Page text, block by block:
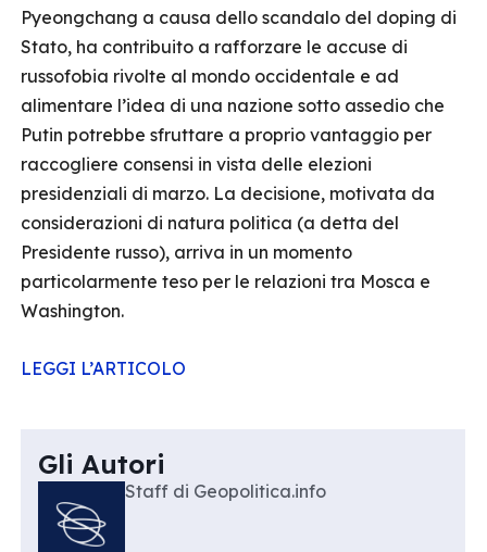
Pyeongchang a causa dello scandalo del doping di
Stato, ha contribuito a rafforzare le accuse di
russofobia rivolte al mondo occidentale e ad
alimentare l’idea di una nazione sotto assedio che
Putin potrebbe sfruttare a proprio vantaggio per
raccogliere consensi in vista delle elezioni
presidenziali di marzo. La decisione, motivata da
considerazioni di natura politica (a detta del
Presidente russo), arriva in un momento
particolarmente teso per le relazioni tra Mosca e
Washington.
LEGGI L’ARTICOLO
Gli Autori
Staff di Geopolitica.info